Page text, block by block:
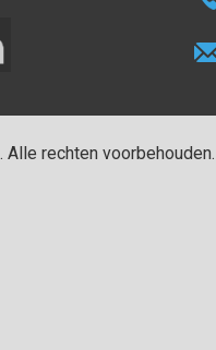
. Alle rechten voorbehouden.